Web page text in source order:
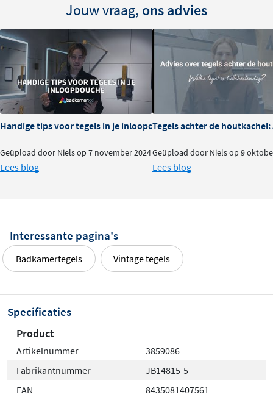
Jouw vraag, ons advies
Handige tips voor tegels in je inloopdouche
Geüpload door Niels op 7 november 2024
Lees blog
Tegels achter de
Geüpload door Niels op 9
Lees blog
Interessante pagina's
Badkamertegels Vintage tegels
Specificaties
Product
Artikelnummer
3859086
Fabrikantnummer
JB14815-5
EAN
8435081407561